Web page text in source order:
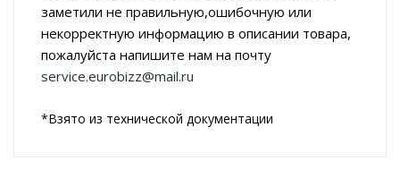
заметили не правильную,ошибочную или
некорректную информацию в описании товара,
пожалуйста напишите нам на почту
service.eurobizz@mail.ru
*Взято из технической документации